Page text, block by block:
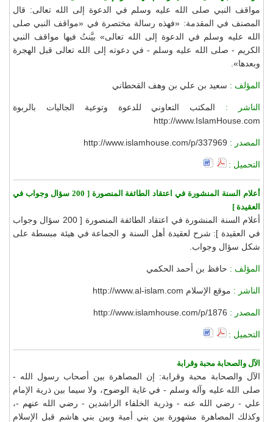
مواقف النبي صلى الله عليه وسلم في الدعوة إلى الله تعالى: قال
المصنف في المقدمة: «فهذه رسالة مختصرة في «مواقف النبي صلى
الله عليه وسلم في الدعوة إلى الله تعالى» بيَّنتُ فيها مواقف النبي
الكريم - صلى الله عليه وسلم - في دعوته إلى الله تعالى قبل الهجرة
وبعدها».
المؤلف : سعيد بن علي بن وهف القحطاني
الناشر : المكتب التعاوني للدعوة وتوعية الجاليات بالربوة
http://www.IslamHouse.com
المصدر : http://www.islamhouse.com/p/337969
التحميل :
أعلام السنة المنشورة في اعتقاد الطائفة المنصورة [ 200 سؤال وجواب في
العقيدة ]
أعلام السنة المنشورة في اعتقاد الطائفة المنصورة [ 200 سؤال وجواب
في العقيدة ]: شرح لعقيدة أهل السنة و الجماعة في هيئة مبسطة على
شكل سؤال وجواب.
المؤلف : حافظ بن أحمد الحكمي
الناشر : موقع الإسلام http://www.al-islam.com
المصدر : http://www.islamhouse.com/p/1876
التحميل :
الآل والصحابة محبة وقرابة
الآل والصحابة محبة وقرابة: إن المصاهرة بين أصحاب رسول الله -
صلى الله عليه وآله وسلم - في غاية الوضوح، ولا سيما بين ذرية الإمام
علي - رضي الله عنه - وذرية الخلفاء الراشدين - رضي الله عنهم -،
وكذلك المصاهرة مشهورة بين بني أمية وبين بني هاشم قبل الإسلام